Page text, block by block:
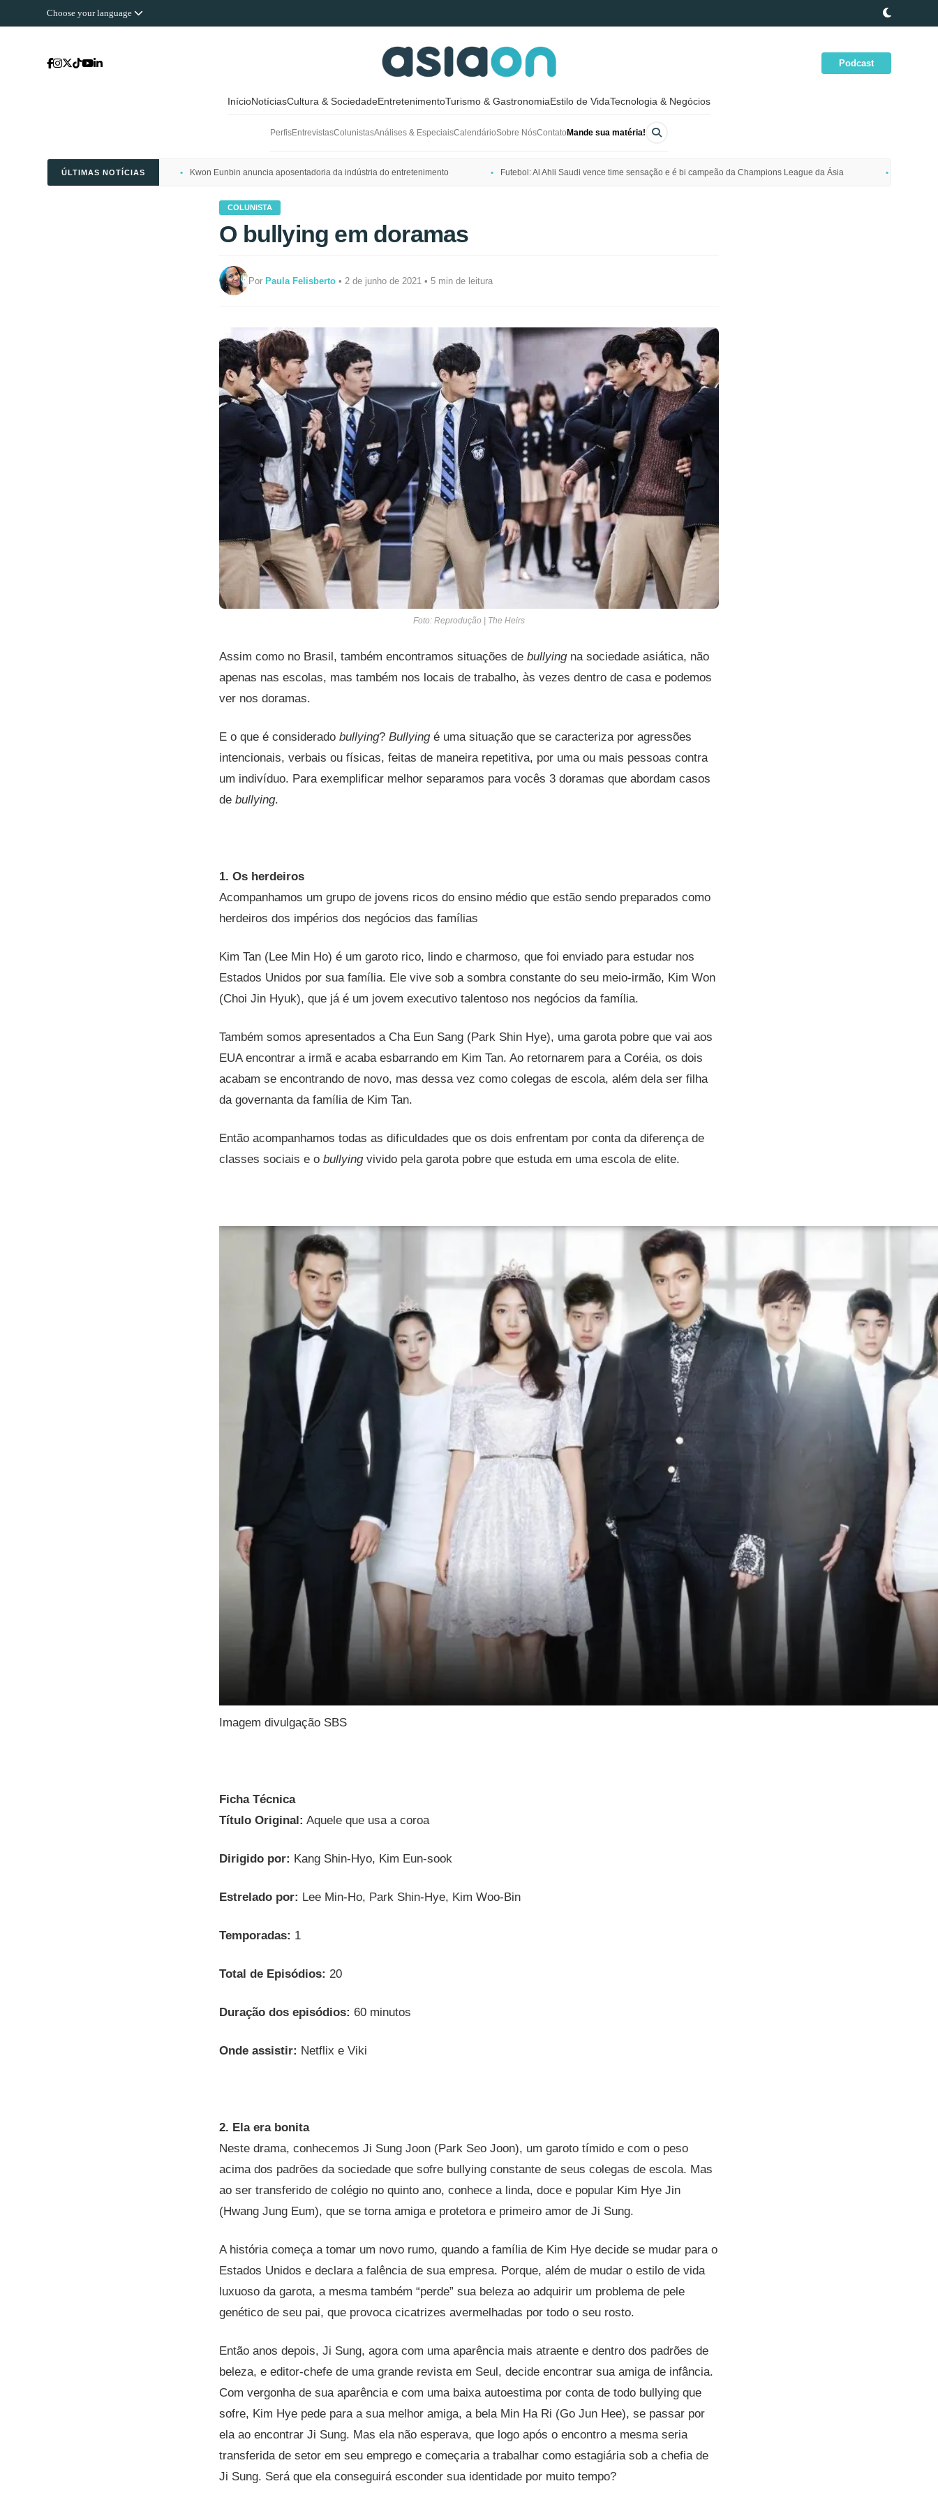
Choose your language
Podcast
InícioNotíciasCultura & SociedadeEntretenimentoTurismo & GastronomiaEstilo de VidaTecnologia & Negócios
PerfisEntrevistasColunistasAnálises & EspeciaisCalendárioSobre NósContato Mande sua matéria!
ÚLTIMAS NOTÍCIAS Kwon Eunbin anuncia aposentadoria da indústria do entretenimento Futebol: Al Ahli Saudi vence time sensação e é bi campeão da Champions League da Ásia
COLUNISTA
O bullying em doramas
PorPaula Felisberto • 2 de junho de 2021 • 5 min de leitura
Foto: Reprodução | The Heirs
Assim como no Brasil, também encontramos situações debullyingna sociedade asiática, não
apenas nas escolas, mas também nos locais de trabalho, às vezes dentro de casa e podemos
ver nos doramas.
E o que é consideradobullying?Bullyingé uma situação que se caracteriza por agressões
intencionais, verbais ou físicas, feitas de maneira repetitiva, por uma ou mais pessoas contra
um indivíduo. Para exemplificar melhor separamos para vocês 3 doramas que abordam casos
debullying.
1. Os herdeiros
Acompanhamos um grupo de jovens ricos do ensino médio que estão sendo preparados como
herdeiros dos impérios dos negócios das famílias
Kim Tan (Lee Min Ho) é um garoto rico, lindo e charmoso, que foi enviado para estudar nos
Estados Unidos por sua família. Ele vive sob a sombra constante do seu meio-irmão, Kim Won
(Choi Jin Hyuk), que já é um jovem executivo talentoso nos negócios da família.
Também somos apresentados a Cha Eun Sang (Park Shin Hye), uma garota pobre que vai aos
EUA encontrar a irmã e acaba esbarrando em Kim Tan. Ao retornarem para a Coréia, os dois
acabam se encontrando de novo, mas dessa vez como colegas de escola, além dela ser filha
da governanta da família de Kim Tan.
Então acompanhamos todas as dificuldades que os dois enfrentam por conta da diferença de
classes sociais e obullyingvivido pela garota pobre que estuda em uma escola de elite.
Imagem divulgação SBS
Ficha Técnica
Título Original: Aquele que usa a coroa
Dirigido por: Kang Shin-Hyo, Kim Eun-sook
Estrelado por: Lee Min-Ho, Park Shin-Hye, Kim Woo-Bin
Temporadas: 1
Total de Episódios: 20
Duração dos episódios: 60 minutos
Onde assistir: Netflix e Viki
2. Ela era bonita
Neste drama, conhecemos Ji Sung Joon (Park Seo Joon), um garoto tímido e com o peso
acima dos padrões da sociedade que sofre bullying constante de seus colegas de escola. Mas
ao ser transferido de colégio no quinto ano, conhece a linda, doce e popular Kim Hye Jin
(Hwang Jung Eum), que se torna amiga e protetora e primeiro amor de Ji Sung.
A história começa a tomar um novo rumo, quando a família de Kim Hye decide se mudar para o
Estados Unidos e declara a falência de sua empresa. Porque, além de mudar o estilo de vida
luxuoso da garota, a mesma também “perde” sua beleza ao adquirir um problema de pele
genético de seu pai, que provoca cicatrizes avermelhadas por todo o seu rosto.
Então anos depois, Ji Sung, agora com uma aparência mais atraente e dentro dos padrões de
beleza, e editor-chefe de uma grande revista em Seul, decide encontrar sua amiga de infância.
Com vergonha de sua aparência e com uma baixa autoestima por conta de todo bullying que
sofre, Kim Hye pede para a sua melhor amiga, a bela Min Ha Ri (Go Jun Hee), se passar por
ela ao encontrar Ji Sung. Mas ela não esperava, que logo após o encontro a mesma seria
transferida de setor em seu emprego e começaria a trabalhar como estagiária sob a chefia de
Ji Sung. Será que ela conseguirá esconder sua identidade por muito tempo?